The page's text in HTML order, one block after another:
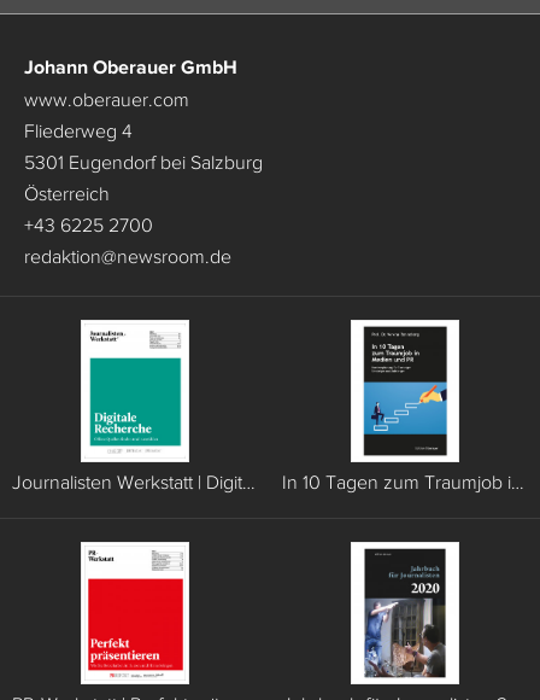
Johann Oberauer GmbH
www.oberauer.com
Fliederweg 4
5301 Eugendorf bei Salzburg
Österreich
+43 6225 2700
redaktion@newsroom.de
Journalisten Werkstatt | Digitale Recherche In 10 Tagen zum Traumjob in Medien und PR